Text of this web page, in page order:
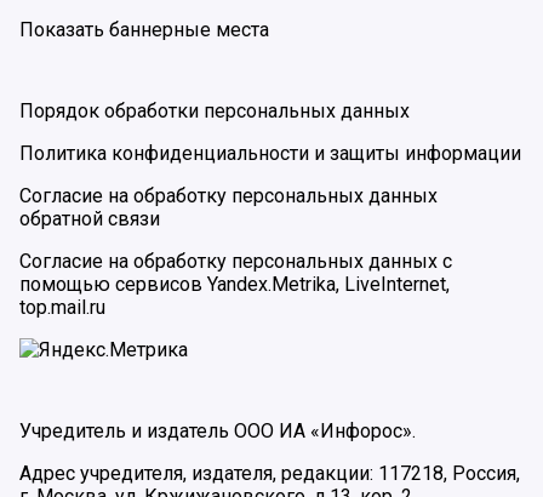
Показать баннерные места
Порядок обработки персональных данных
Политика конфиденциальности и защиты информации
Согласие на обработку персональных данных
обратной связи
Согласие на обработку персональных данных с
помощью сервисов Yandex.Metrika, LiveInternet,
top.mail.ru
Учредитель и издатель ООО ИА «Инфорос».
Адрес учредителя, издателя, редакции: 117218, Россия,